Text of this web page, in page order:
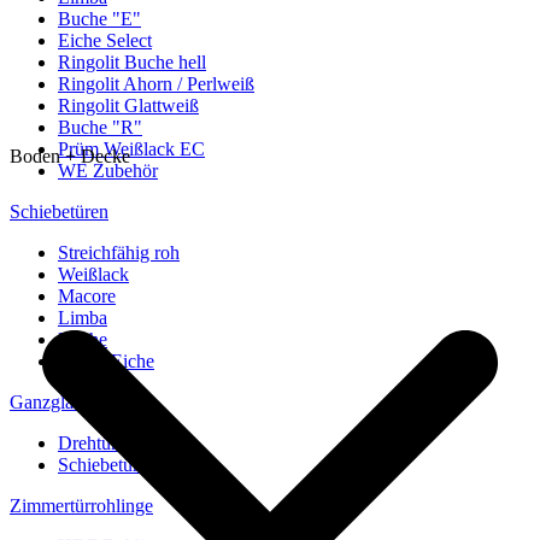
Buche "E"
Eiche Select
Ringolit Buche hell
Ringolit Ahorn / Perlweiß
Ringolit Glattweiß
Buche "R"
Prüm Weißlack EC
WE Zubehör
Schiebetüren
Streichfähig roh
Weißlack
Macore
Limba
Buche
europ. Eiche
Ganzglastüren
Drehtüren
Schiebetüren
Zimmertürrohlinge
Boden + Decke